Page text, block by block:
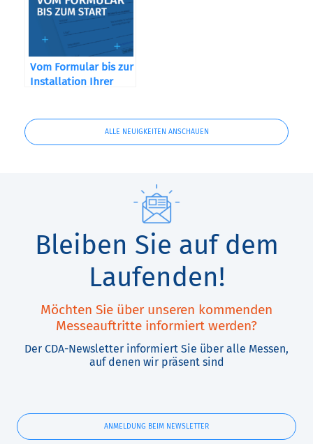
Vom Formular bis zur
Installation Ihrer
ALLE NEUIGKEITEN ANSCHAUEN
Bleiben Sie auf dem
Laufenden!
Möchten Sie über unseren kommenden
Messeauftritte informiert werden?
Der CDA-Newsletter informiert Sie über alle Messen,
auf denen wir präsent sind
ANMELDUNG BEIM NEWSLETTER